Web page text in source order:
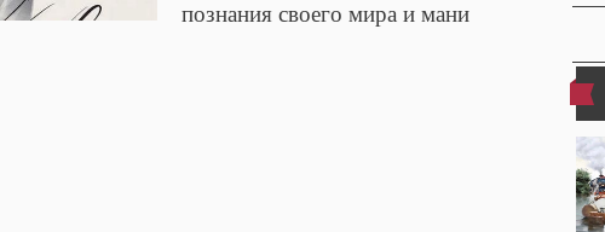
познания своего мира и мани